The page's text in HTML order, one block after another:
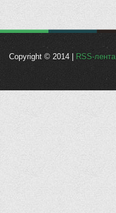
Copyright © 2014 | RSS-лента